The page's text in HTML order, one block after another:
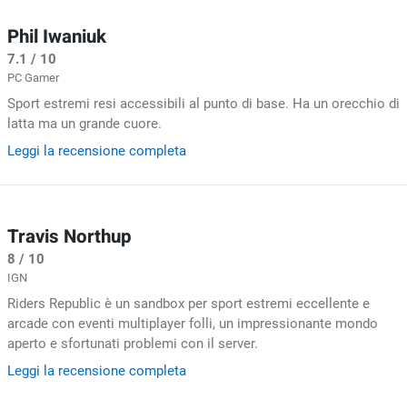
Phil Iwaniuk
7.1 / 10
PC Gamer
Sport estremi resi accessibili al punto di base. Ha un orecchio di
latta ma un grande cuore.
Leggi la recensione completa
Travis Northup
8 / 10
IGN
Riders Republic è un sandbox per sport estremi eccellente e
arcade con eventi multiplayer folli, un impressionante mondo
aperto e sfortunati problemi con il server.
Leggi la recensione completa